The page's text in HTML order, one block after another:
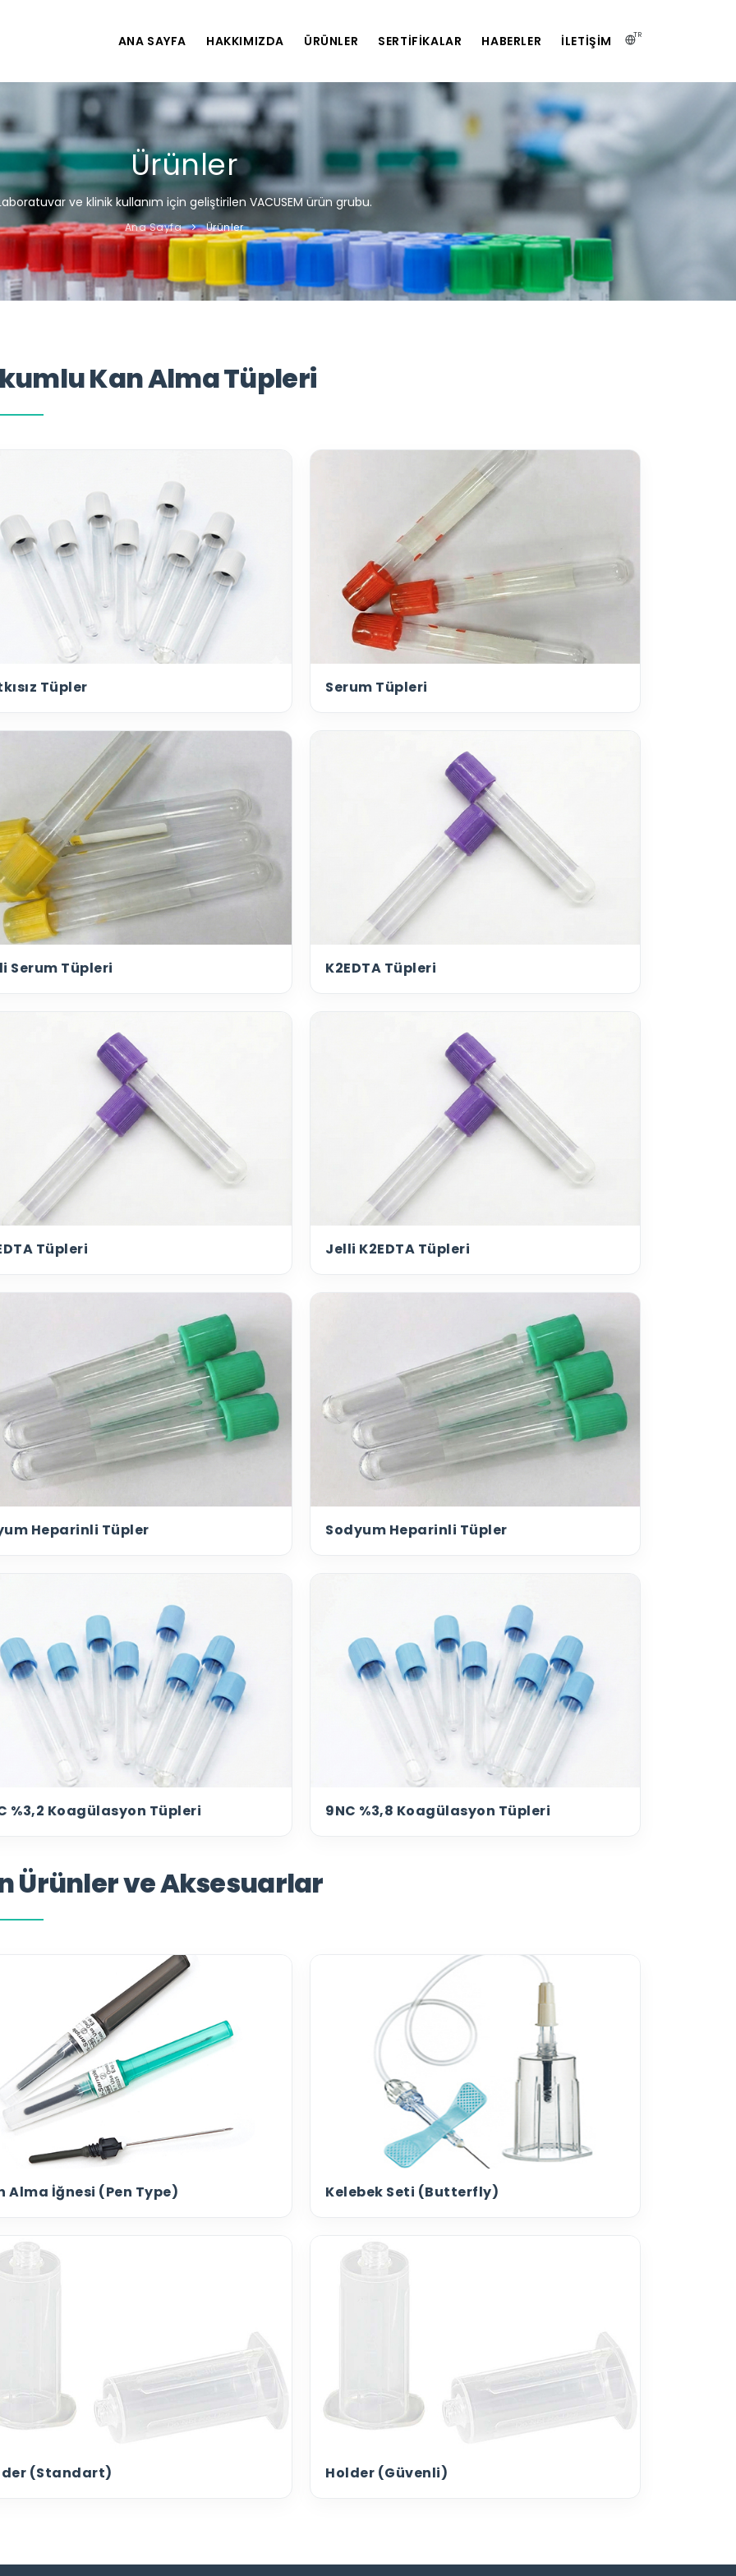
TR
ANA SAYFA HAKKIMIZDA ÜRÜNLER SERTIFIKALAR HABERLER İLETIŞIM
Ürünler
ve klinik kullanım için geliştirilen VACUSEM ürün grubu.
Ana Sayfa Ürünler
Kan Alma Tüpleri
Tüpler Serum Tüpleri
Serum Tüpleri K2EDTA Tüpleri
Tüpleri Jelli K2EDTA Tüpleri
Heparinli Tüpler Sodyum Heparinli Tüpler
%3,2 Koagülasyon Tüpleri 9NC %3,8 Koagülasyon Tüpleri
Ürünler ve Aksesuarlar
Alma İğnesi (Pen Type) Kelebek Seti (Butterfly)
(Standart) Holder (Güvenli)